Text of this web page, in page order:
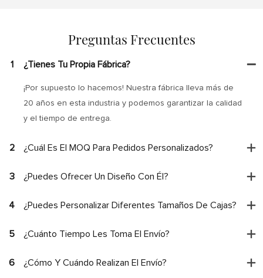
Preguntas Frecuentes
1 ¿Tienes Tu Propia Fábrica?
¡Por supuesto lo hacemos! Nuestra fábrica lleva más de
20 años en esta industria y podemos garantizar la calidad
y el tiempo de entrega.
2 ¿Cuál Es El MOQ Para Pedidos Personalizados?
3 ¿Puedes Ofrecer Un Diseño Con Él?
4 ¿Puedes Personalizar Diferentes Tamaños De Cajas?
5 ¿Cuánto Tiempo Les Toma El Envío?
6 ¿Cómo Y Cuándo Realizan El Envío?